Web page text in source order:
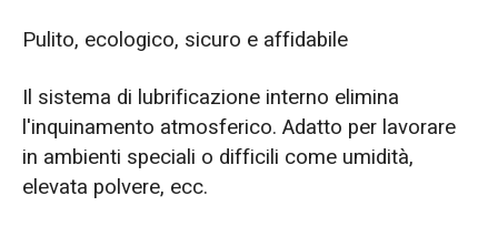
Pulito, ecologico, sicuro e affidabile
Il sistema di lubrificazione interno elimina
l'inquinamento atmosferico. Adatto per lavorare
in ambienti speciali o difficili come umidità,
elevata polvere, ecc.